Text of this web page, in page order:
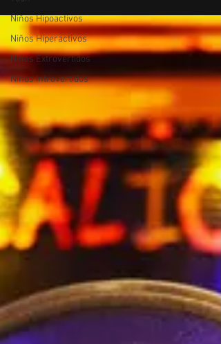
Niños Hipoactivos
Niños Hiperactivos
Niños Extrovertidos
Niños Introvertidos